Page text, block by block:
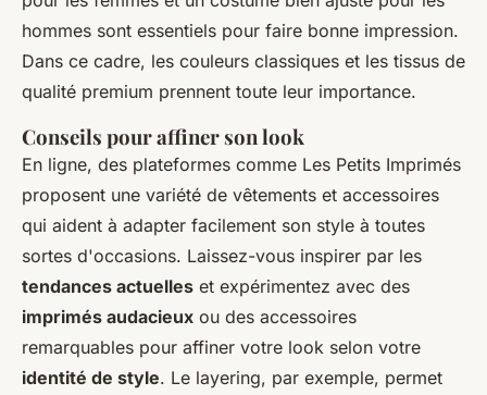
hommes sont essentiels pour faire bonne impression.
Dans ce cadre, les couleurs classiques et les tissus de
qualité premium prennent toute leur importance.
Conseils pour affiner son look
En ligne, des plateformes comme Les Petits Imprimés
proposent une variété de vêtements et accessoires
qui aident à adapter facilement son style à toutes
sortes d'occasions. Laissez-vous inspirer par les
tendances actuelles et expérimentez avec des
imprimés audacieux ou des accessoires
remarquables pour affiner votre look selon votre
identité de style. Le layering, par exemple, permet